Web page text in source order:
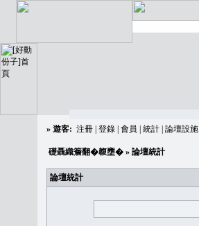
» 遊客: 注冊 登錄 會員 統計 論壇設施
礎聶織簷翻�䪖壅� » 論壇統計
論壇統計